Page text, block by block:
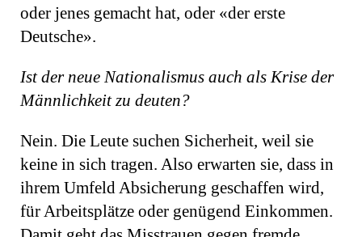
oder jenes gemacht hat, oder «der erste
Deutsche».
Ist der neue Nationalismus auch als Krise der
Männlichkeit zu deuten?
Nein. Die Leute suchen Sicherheit, weil sie
keine in sich tragen. Also erwarten sie, dass in
ihrem Umfeld Absicherung geschaffen wird,
für Arbeitsplätze oder genügend Einkommen.